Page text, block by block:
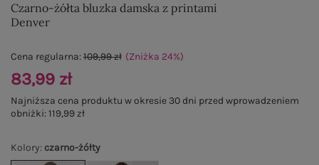
Czarno-żółta bluzka damska z printami
Denver
Kolory: czarno-żółty
Cena regularna:109,99 zł (Zniżka 24%)
83,99 zł
Najniższa cena produktu w okresie 30 dni przed wprowadzeniem
obniżki:119,99 zł